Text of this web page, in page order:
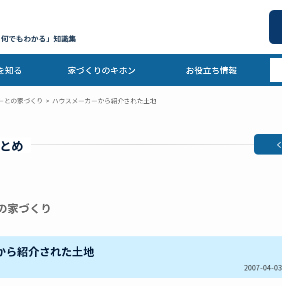
何でもわかる」知識集
知る 家づくりのキホン お役立ち情報
との家づくり ハウスメーカーから紹介された土地
め
家づくり
ら紹介された土地
2007-04-03